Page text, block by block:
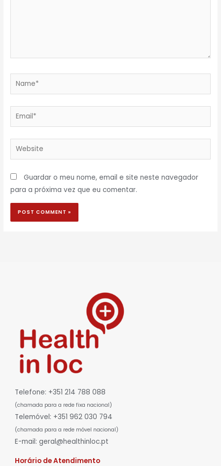
Name*
Email*
Website
Guardar o meu nome, email e site neste navegador
para a próxima vez que eu comentar.
Telefone: +351 214 788 088
(chamada para a rede fixa nacional)
Telemóvel: +351 962 030 794
(chamada para a rede móvel nacional)
E-mail: geral@healthinloc.pt
Horário de Atendimento